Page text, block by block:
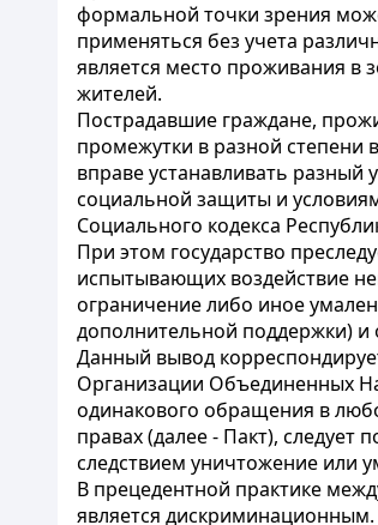
формальной точки зрения
применяться без учета
является место проживания в
жителей.
Пострадавшие граждане,
промежутки в разной степени
вправе устанавливать
социальной защиты и
Социального кодекса
При этом государство
испытывающих воздействие
ограничение либо иное
дополнительной поддержки)
Данный вывод
Организации Объединенных
одинакового обращения в
правах (далее - Пакт),
следствием уничтожение или
В прецедентной практике
является дискриминационным.